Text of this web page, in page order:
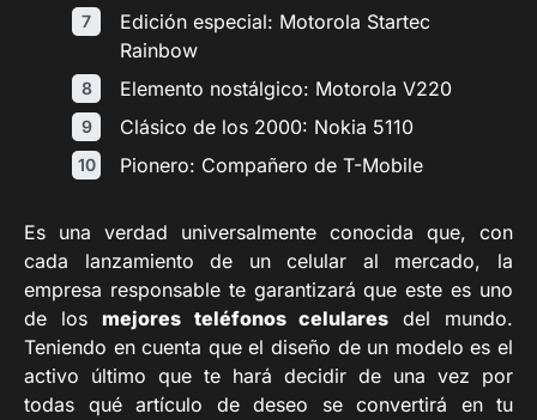
Edición especial: Motorola Startec
Rainbow
Elemento nostálgico: Motorola V220
Clásico de los 2000: Nokia 5110
Pionero: Compañero de T-Mobile
Es una verdad universalmente conocida que, con
cada lanzamiento de un celular al mercado, la
empresa responsable te garantizará que este es uno
de los mejores teléfonos celulares del mundo.
Teniendo en cuenta que el diseño de un modelo es el
activo último que te hará decidir de una vez por
todas qué artículo de deseo se convertirá en tu